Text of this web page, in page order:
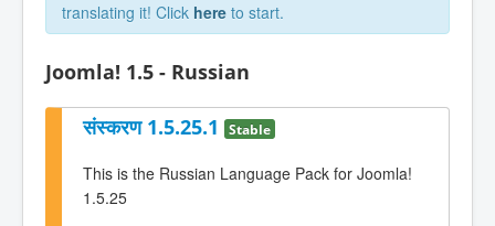
translating it! Click here to start.
Joomla! 1.5 - Russian
संस्करण 1.5.25.1 Stable
This is the Russian Language Pack for Joomla!
1.5.25